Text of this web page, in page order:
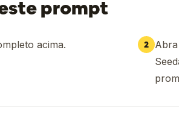
prompt
acima. 2